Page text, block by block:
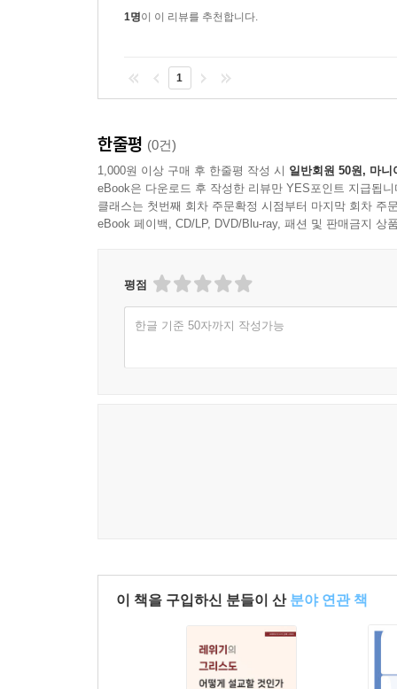
송태근 목사
성경을 낯설게 만드는 것은 참 매력적이라 생각
하거나, 알지 못했던 것을 깨닫게 해주기 때문이
만든다. 그러나 그 낯섦은 혼란이 아닌 통찰로
사건조차 전혀 다르게 읽힐 수 있음을 보여주는 대
단순한 해석 차이가 아니라 본문 자체의 문법적
‘요약’이나 ‘보충’이 아니라 의도적으로 역사를
아는 이야기’로 읽을 수 없게 된다. 동일한 사건
근본적으로 확장시킨다. 성경 읽기의 또 다른 매
전원희 목사
1명이 이 리뷰를 추천합니다.
1
한줄평 (0건)
1,000원 이상 구매 후 한줄평 작성 시 일반회원 50원, 마니
eBook은 다운로드 후 작성한 리뷰만 YES포인트 지급됩니
클래스는 첫번째 회차 주문확정 시점부터 마지막 회차 주
eBook 페이백, CD/LP, DVD/Blu-ray, 패션 및 판매금지 상
평점
한글 기준 50자까지 작성가능
이 책을 구입하신 분들이 산 분야 연관 책